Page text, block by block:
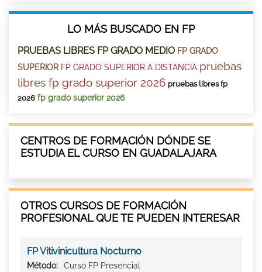
LO MÁS BUSCADO EN FP
PRUEBAS LIBRES FP GRADO MEDIO FP GRADO
SUPERIOR FP GRADO SUPERIOR A DISTANCIA pruebas
libres fp grado superior 2026 pruebas libres fp
2026 fp grado superior 2026
CENTROS DE FORMACIÓN DÓNDE SE
ESTUDIA EL CURSO EN GUADALAJARA
OTROS CURSOS DE FORMACIÓN
PROFESIONAL QUE TE PUEDEN INTERESAR
FP Vitivinicultura Nocturno
Método:
Curso FP Presencial